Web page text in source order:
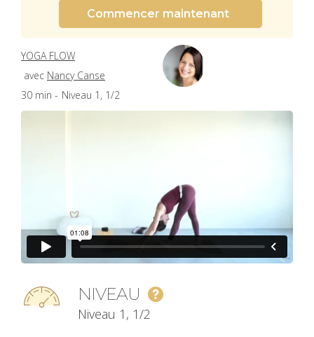
Commencer maintenant
YOGA FLOW
avec Nancy Canse
30 min - Niveau 1, 1/2
NIVEAU
Niveau 1, 1/2